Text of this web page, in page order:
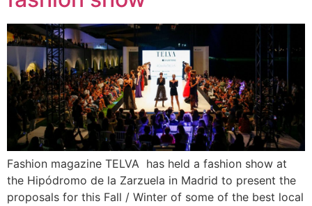
Fashion magazine TELVA has held a fashion show at
the Hipódromo de la Zarzuela in Madrid to present the
proposals for this Fall / Winter of some of the best local